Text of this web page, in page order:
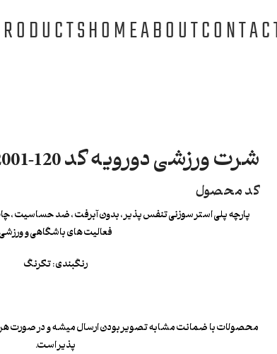
ABOUT
HOME
شرت ورزشی دورویه کد 120-2001
کد محصول
پارچه پلی استر سوزنی تنفس پذیر ، بدون آبرفت ، ضد حساسیت ،
فعالیت های باشگاهی و ورزشی
رنگبندی : تکرنگ
محصولات با ضمانت مشابه تصویر بودن ارسال میشه و در صورت
پذیر است.